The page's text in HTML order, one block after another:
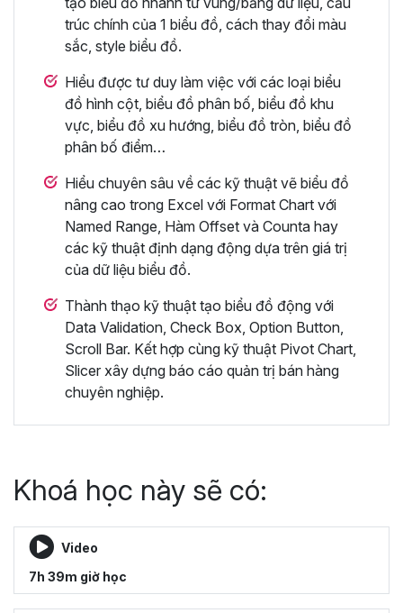
trúc chính của 1 biểu đồ, cách thay đổi màu
sắc, style biểu đồ.
Hiểu được tư duy làm việc với các loại biểu
đồ hình cột, biểu đồ phân bố, biểu đồ khu
vực, biểu đồ xu hướng, biểu đồ tròn, biểu đồ
phân bố điểm…
Hiểu chuyên sâu về các kỹ thuật vẽ biểu đồ
nâng cao trong Excel với Format Chart với
Named Range, Hàm Offset và Counta hay
các kỹ thuật định dạng động dựa trên giá trị
của dữ liệu biểu đồ.
Thành thạo kỹ thuật tạo biểu đồ động với
Data Validation, Check Box, Option Button,
Scroll Bar. Kết hợp cùng kỹ thuật Pivot Chart,
Slicer xây dựng báo cáo quản trị bán hàng
chuyên nghiệp.
Khoá học này sẽ có:
Video
7h 39m giờ học